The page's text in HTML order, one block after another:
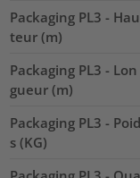
Packaging PL3 - Hau
teur (m)
Packaging PL3 - Lon
gueur (m)
Packaging PL3 - Poid
s (KG)